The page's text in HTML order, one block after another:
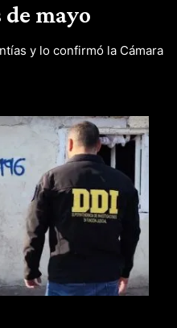
mayo
y lo confirmó la Cámara